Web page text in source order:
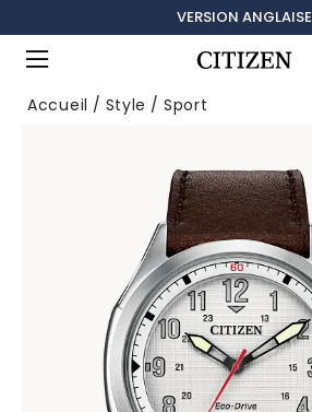
VERSION ANGLAISE
Accueil Style Sport